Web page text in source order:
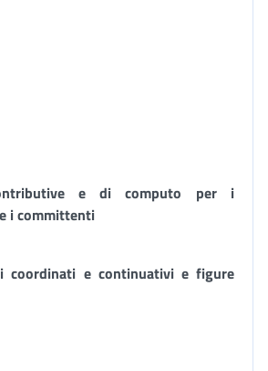
e di computo per i
i committenti
coordinati e continuativi e figure